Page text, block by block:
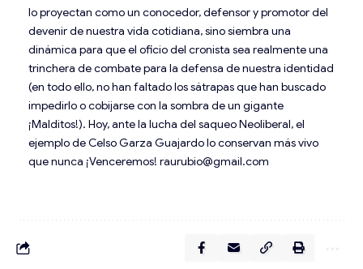
lo proyectan como un conocedor, defensor y promotor del
devenir de nuestra vida cotidiana, sino siembra una
dinámica para que el oficio del cronista sea realmente una
trinchera de combate para la defensa de nuestra identidad
(en todo ello, no han faltado los sátrapas que han buscado
impedirlo o cobijarse con la sombra de un gigante
¡Malditos!). Hoy, ante la lucha del saqueo Neoliberal, el
ejemplo de Celso Garza Guajardo lo conservan más vivo
que nunca ¡Venceremos! raurubio@gmail.com